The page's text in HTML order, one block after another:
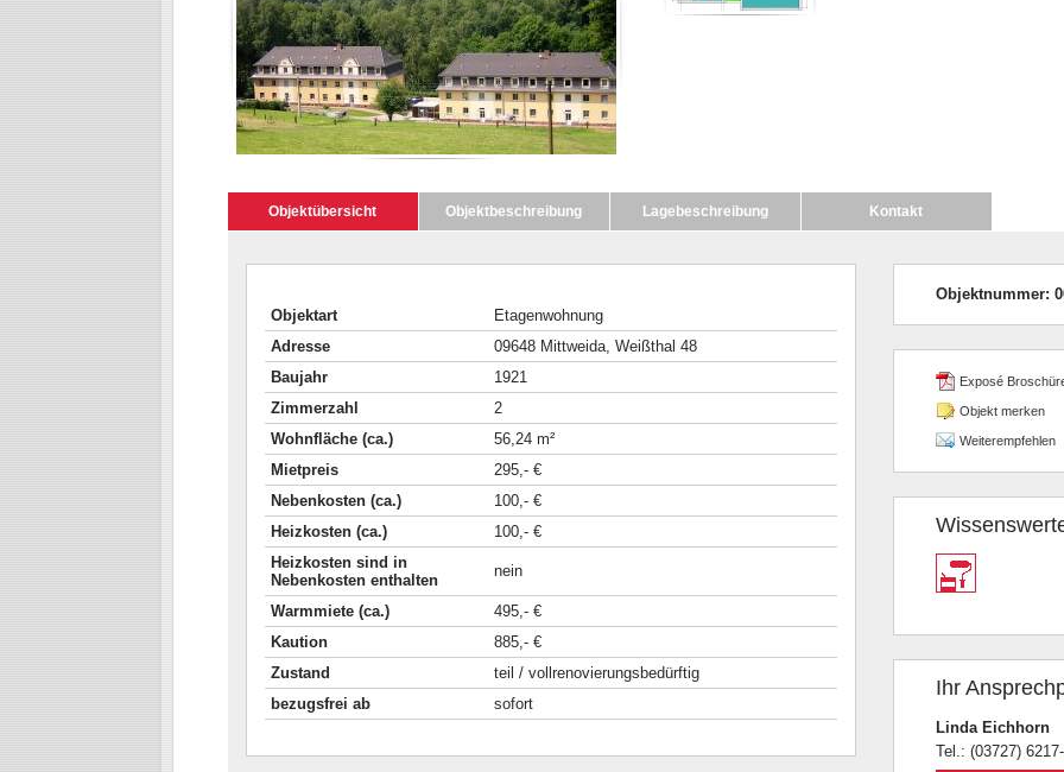
Objektübersicht Objektbeschreibung Lagebeschreibung Kontakt
Objektart
Etagenwohnung
Adresse
09648 Mittweida, Weißthal 48
Baujahr
1921
Zimmerzahl
2
Wohnfläche (ca.)
56,24 m²
Mietpreis
295,- €
Nebenkosten (ca.)
100,- €
Heizkosten (ca.)
100,- €
Heizkosten sind in
Nebenkosten enthalten
nein
Warmmiete (ca.)
495,- €
Kaution
885,- €
Zustand
teil / vollrenovierungsbedürftig
bezugsfrei ab
sofort
Objektnummer:
Exposé
Objekt merken
Weiterempfehlen
Ihr
Linda Eichhorn
Tel.: (03727)